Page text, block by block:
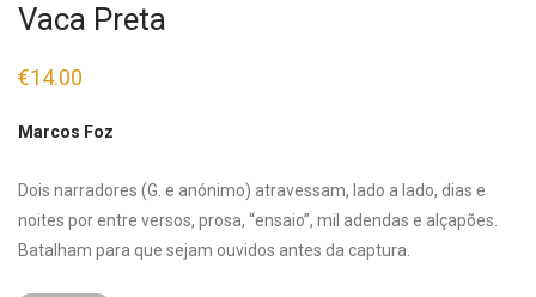
Vaca Preta
€14.00
Marcos Foz
Dois narradores (G. e anónimo) atravessam, lado a lado, dias e
noites por entre versos, prosa, “ensaio”, mil adendas e alçapões.
Batalham para que sejam ouvidos antes da captura.